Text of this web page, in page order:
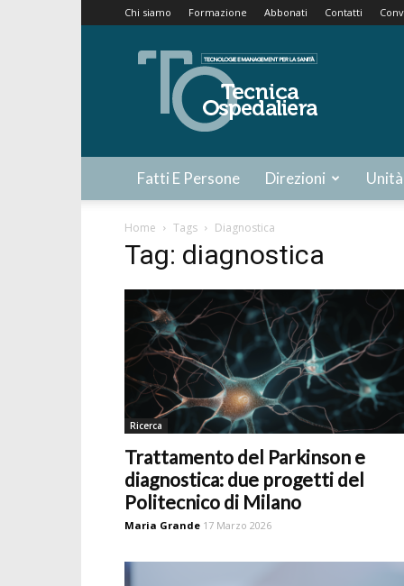
Chi siamo Formazione Abbonati Contatti
Tecnica
Ospedaliera
Fatti E Persone Direzioni
Home Tags Diagnostica
Tag: diagnostica
Ricerca
Trattamento del Parkinson e
diagnostica: due progetti del
Politecnico di Milano
Maria Grande 17 Marzo 2026